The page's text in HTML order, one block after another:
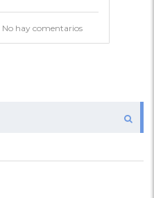
No hay comentarios